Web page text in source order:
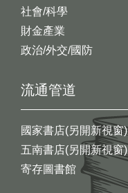
社會/科學
財金產業
政治/外交/國防
流通管道
國家書店(另開新視窗)
五南書店(另開新視窗)
寄存圖書館